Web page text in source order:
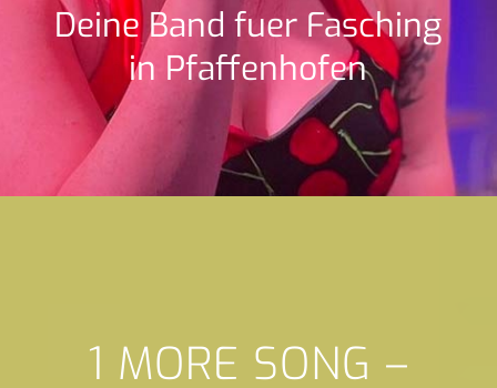
Deine Band fuer Fasching
in Pfaffenhofen
1 MORE SONG –